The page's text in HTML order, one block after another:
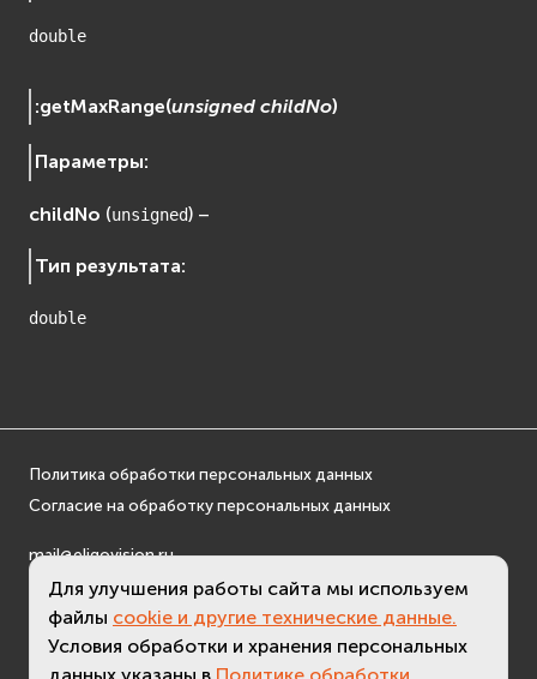
double
:getMaxRange(unsigned childNo)
Параметры:
childNo (unsigned) –
Тип результата:
double
Политика обработки персональных данных
Согласие на обработку персональных данных
mail@eligovision.ru
+7 (495) 740 08 16
© ООО "ЭлигоВижн", 2005-2026
Для улучшения работы сайта мы используем
файлы cookie и другие технические данные.
Условия обработки и хранения персональных